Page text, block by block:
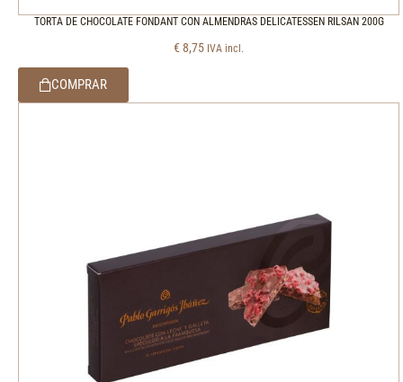
TORTA DE CHOCOLATE FONDANT CON ALMENDRAS DELICATESSEN RILSAN 200G
€ 8,75 IVA incl.
COMPRAR